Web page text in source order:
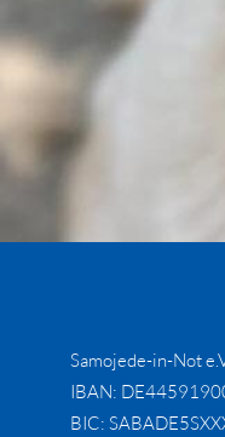
Samojede-in-Not
IBAN:
BIC: